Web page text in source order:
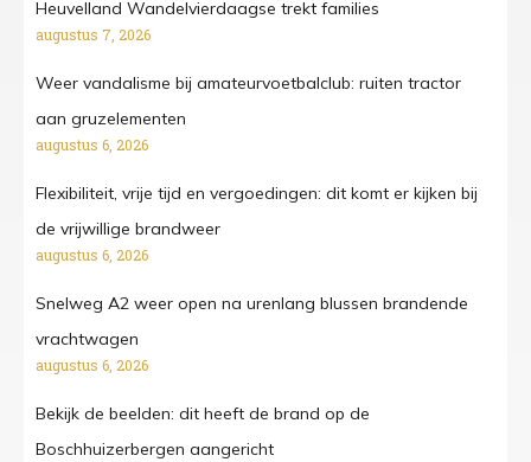
Heuvelland Wandelvierdaagse trekt families
augustus 7, 2026
Weer vandalisme bij amateurvoetbalclub: ruiten tractor
aan gruzelementen
augustus 6, 2026
Flexibiliteit, vrije tijd en vergoedingen: dit komt er kijken bij
de vrijwillige brandweer
augustus 6, 2026
Snelweg A2 weer open na urenlang blussen brandende
vrachtwagen
augustus 6, 2026
Bekijk de beelden: dit heeft de brand op de
Boschhuizerbergen aangericht